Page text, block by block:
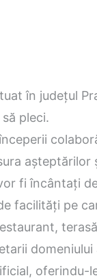
în judeţul
pleci.
fi încântaţi
facilităţi pe
oferindu-